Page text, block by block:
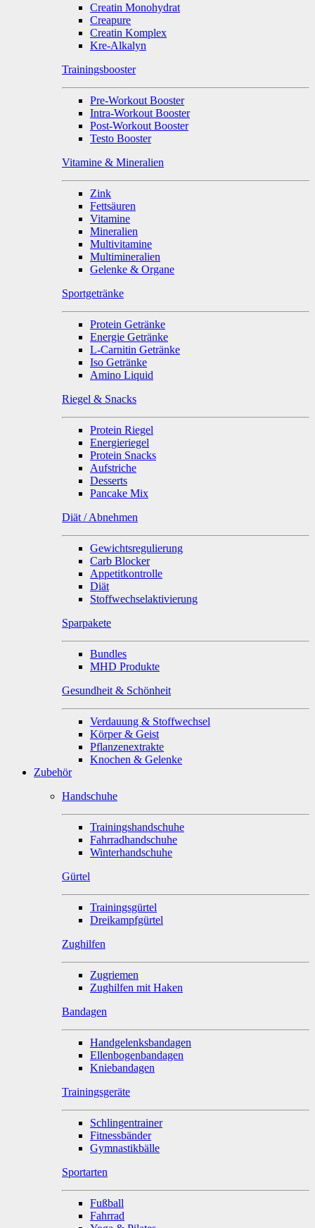
Creatin Monohydrat
Creapure
Creatin Komplex
Kre-Alkalyn
Trainingsbooster
Pre-Workout Booster
Intra-Workout Booster
Post-Workout Booster
Testo Booster
Vitamine & Mineralien
Zink
Fettsäuren
Vitamine
Mineralien
Multivitamine
Multimineralien
Gelenke & Organe
Sportgetränke
Protein Getränke
Energie Getränke
L-Carnitin Getränke
Iso Getränke
Amino Liquid
Riegel & Snacks
Protein Riegel
Energieriegel
Protein Snacks
Aufstriche
Desserts
Pancake Mix
Diät / Abnehmen
Gewichtsregulierung
Carb Blocker
Appetitkontrolle
Diät
Stoffwechselaktivierung
Sparpakete
Bundles
MHD Produkte
Gesundheit & Schönheit
Verdauung & Stoffwechsel
Körper & Geist
Pflanzenextrakte
Knochen & Gelenke
Zubehör
Handschuhe
Trainingshandschuhe
Fahrradhandschuhe
Winterhandschuhe
Gürtel
Trainingsgürtel
Dreikampfgürtel
Zughilfen
Zugriemen
Zughilfen mit Haken
Bandagen
Handgelenksbandagen
Ellenbogenbandagen
Kniebandagen
Trainingsgeräte
Schlingentrainer
Fitnessbänder
Gymnastikbälle
Sportarten
Fußball
Fahrrad